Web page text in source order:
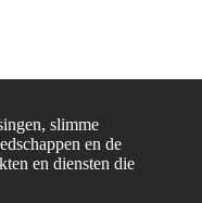
slimme
en de
en diensten die